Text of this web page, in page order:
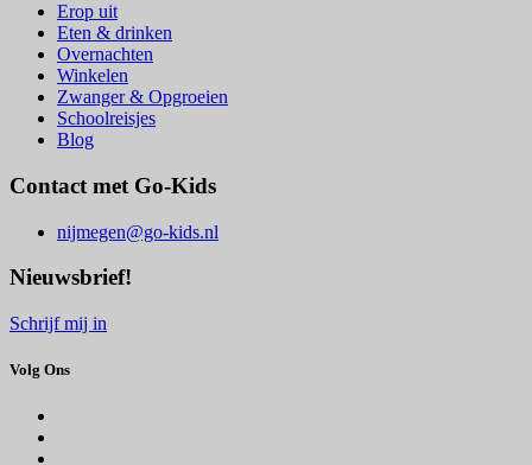
Erop uit
Eten & drinken
Overnachten
Winkelen
Zwanger & Opgroeien
Schoolreisjes
Blog
Contact met Go-Kids
nijmegen@go-kids.nl
Nieuwsbrief!
Schrijf mij in
Volg Ons